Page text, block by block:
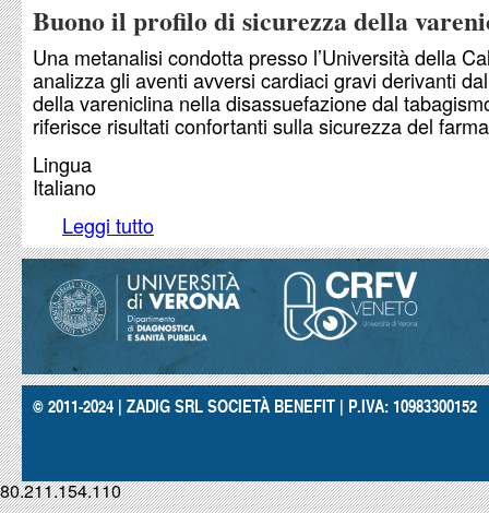
Buono il profilo di sicurezza della
Una metanalisi condotta presso l’Università della
analizza gli aventi avversi cardiaci gravi derivanti
della vareniclina nella disassuefazione dal
riferisce risultati confortanti sulla sicurezza del
Lingua
Italiano
Leggi tutto
© 2011-2024 | ZADIG SRL SOCIETÀ BENEFIT | P.IVA: 10983300152
80.211.154.110